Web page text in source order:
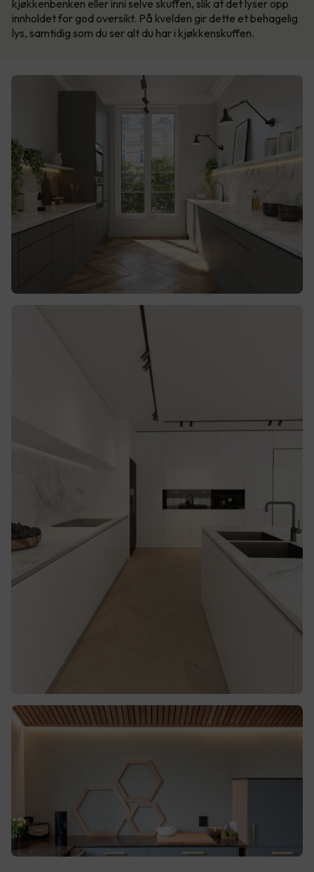
kjøkkenbenken eller inni selve skuffen, slik at det lyser opp
innholdet for god oversikt. På kvelden gir dette et behagelig
lys, samtidig som du ser alt du har i kjøkkenskuffen.